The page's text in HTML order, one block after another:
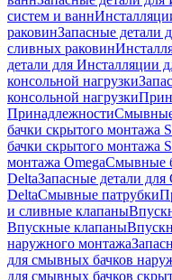
систем и ванн
раковинЗапасные детали
сливных раковин
детали для Инсталляции
консольной нагрузки
консольной нагрузки
ПринадлежностиСмывные
бачки скрытого монтажа
бачки скрытого монтажа
монтажа OmegaСмывные
DeltaЗапасные детали
DeltaСмывные патрубки
и сливные клапаны
Впускные клапаны
наружного монтажа
для смывных бачков
для смывных бачков